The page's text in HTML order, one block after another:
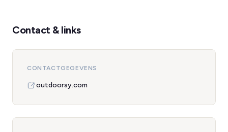
Contact & links
CONTACTGEGEVENS
outdoorsy.com